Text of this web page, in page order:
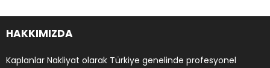
HAKKIMIZDA
Kaplanlar Nakliyat olarak Türkiye genelinde profesyonel